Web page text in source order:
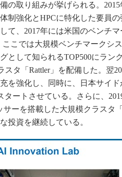
の取り組みが挙げられる。
制強化とHPCに特化した要員
て、2017年には米国のベンチ
ここでは大規模ベンチマークシ
として知られるTOP500にラン
スタ「Rattler」を配備した。翌
を強化し、同時に、日本サイド
タートさせている。さらに、
サーを搭載した大規模クラスタ
投資を継続している。